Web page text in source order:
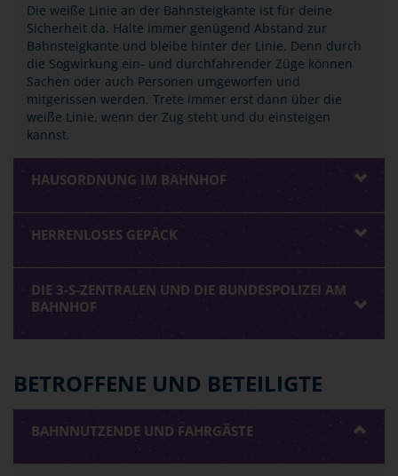
Die weiße Linie an der Bahnsteigkante ist für deine
Sicherheit da. Halte immer genügend Abstand zur
Bahnsteigkante und bleibe hinter der Linie. Denn durch
die Sogwirkung ein- und durchfahrender Züge können
Sachen oder auch Personen umgeworfen und
mitgerissen werden. Trete immer erst dann über die
weiße Linie, wenn der Zug steht und du einsteigen
kannst.
HAUSORDNUNG IM BAHNHOF
HERRENLOSES GEPÄCK
DIE 3-S-ZENTRALEN UND DIE BUNDESPOLIZEI AM
BAHNHOF
BETROFFENE UND BETEILIGTE
BAHNNUTZENDE UND FAHRGÄSTE